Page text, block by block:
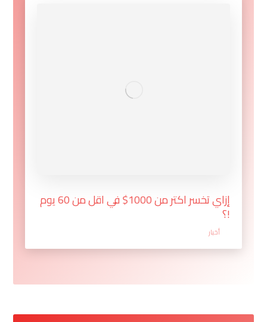
إزاي تخسر اكتر من 1000$ في اقل من 60 يوم
!؟
أخبار